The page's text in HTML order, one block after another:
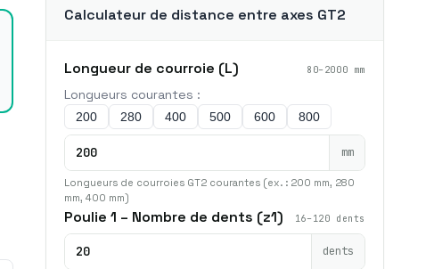
Calculateur de distance entre axes GT2
Longueur de courroie (L) 80–2000 mm
Longueurs courantes :
200 280 400 500 600 800
mm
Longueurs de courroies GT2 courantes (ex. : 200 mm, 280
mm, 400 mm)
Poulie 1 – Nombre de dents (z1) 16–120 dents
dents